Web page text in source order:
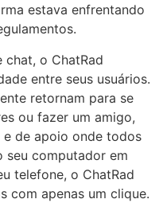
estava enfrentando
chat, o ChatRad
entre seus usuários.
retornam para se
ou fazer um amigo,
de apoio onde todos
seu computador em
telefone, o ChatRad
com apenas um clique.